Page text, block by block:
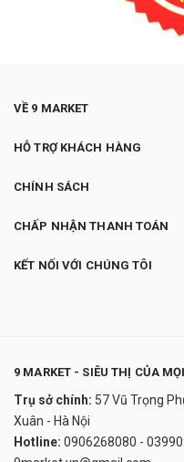
VỀ 9 MARKET
HỖ TRỢ KHÁCH HÀNG
CHÍNH SÁCH
CHẤP NHẬN THANH TOÁN
KẾT NỐI VỚI CHÚNG TÔI
9 MARKET - SIÊU THỊ CỦA
Trụ sở chính: 57 Vũ Trọng
Xuân - Hà Nội
Hotline: 0906268080 -Eyebrow
450.000₫